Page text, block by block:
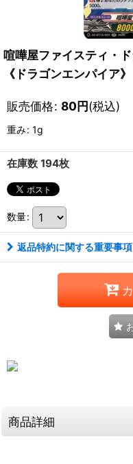
喧嘩屋ファイスティ・
《ドラゴンエンパイア》
販売価格: 80円(税込)
重み: 1g
在庫数 194枚
数量:
返品特約に関する重要事項
商品詳細